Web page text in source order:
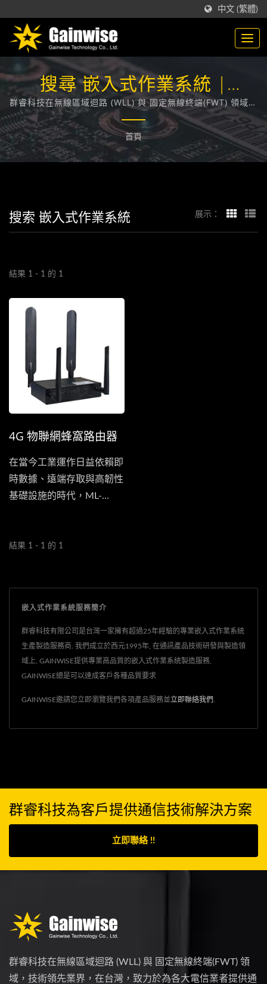
中文 (繁體)
搜尋 嵌入式作業系統 |
GAINWISE
群睿科技在無線區域迴路 (WLL) 與 固定無線終端(FWT) 領域，
技術領先業界，在台灣，致力於為各大電信業者提供通訊技術
相關的解決方案。
首頁
搜索 嵌入式作業系統 展示：
結果 1 - 1 的 1
4G 物聯網蜂窩路由器
在當今工業運作日益依賴即
時數據、遠端存取與高韌性
基礎設施的時代，ML-
結果 1 - 1 的 1
嵌入式作業系統服務簡介
群睿科技有限公司是台灣一家擁有超過25年經驗的專業嵌入式作業系統
生產製造服務商. 我們成立於西元1995年, 在通訊產品技術研發與製造領
域上, GAINWISE提供專業高品質的嵌入式作業系統製造服務,
GAINWISE總是可以達成客戶各種品質要求
GAINWISE邀請您立即瀏覽我們各項產品服務並立即聯絡我們
群睿科技為客戶提供通信技術解決方案
立即聯絡 !!
群睿科技在無線區域迴路 (WLL) 與 固定無線終端(FWT) 領
域，技術領先業界，在台灣，致力於為各大電信業者提供通